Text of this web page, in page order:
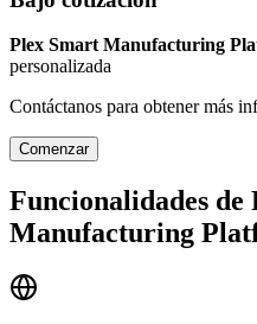
Plex Smart Manufacturing
personalizada
Contáctanos para obtener más
Comenzar
Funcionalidades de
Manufacturing